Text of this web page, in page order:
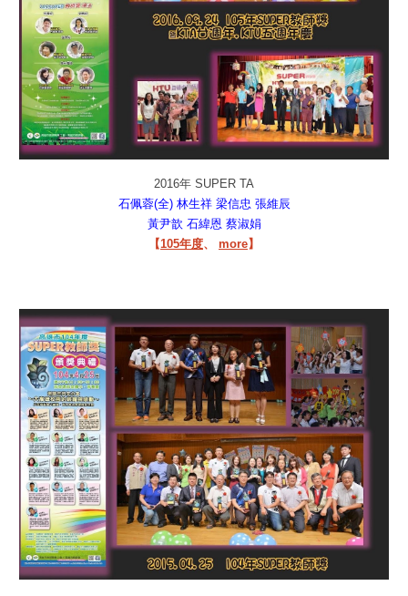
2016年 SUPER TA
石佩蓉(全) 林生祥 梁信忠 張維辰
黃尹歆 石緯恩 蔡淑娟
【105年度、 more】